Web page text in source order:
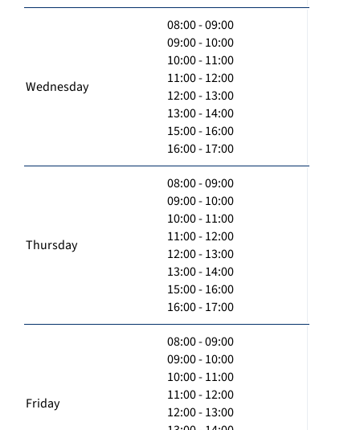
Wednesday
08:00 - 09:00
09:00 - 10:00
10:00 - 11:00
11:00 - 12:00
12:00 - 13:00
13:00 - 14:00
15:00 - 16:00
16:00 - 17:00
Thursday
08:00 - 09:00
09:00 - 10:00
10:00 - 11:00
11:00 - 12:00
12:00 - 13:00
13:00 - 14:00
15:00 - 16:00
16:00 - 17:00
Friday
08:00 - 09:00
09:00 - 10:00
10:00 - 11:00
11:00 - 12:00
12:00 - 13:00